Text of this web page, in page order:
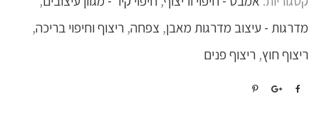
מדרגות - עיצוב מדרגות מאבן, צפחה, ריצוף וחיפוי בריכה,
ריצוף חוץ, ריצוף פנים